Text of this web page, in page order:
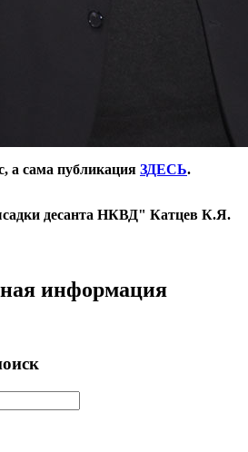
а сама публикация ЗДЕСЬ.
десанта НКВД" Катцев К.Я.
информация